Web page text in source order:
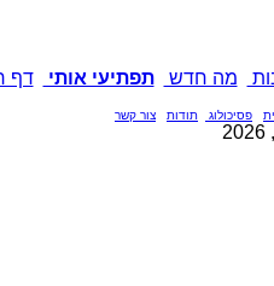
מה חדש תפתיעי אותי דף
פסיכולוג תודות צור קשר